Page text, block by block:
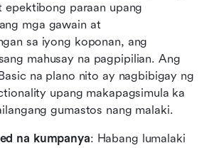
epektibong paraan upang
mga gawain at
sa iyong koponan, ang
mahusay na pagpipilian. Ang
na plano nito ay nagbibigay ng
upang makapagsimula ka
gumastos nang malaki.
na kumpanya: Habang lumalaki